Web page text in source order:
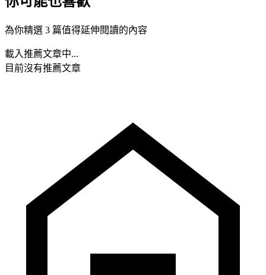
為你精選 3 篇值得延伸閱讀的內容
載入推薦文章中...
目前沒有推薦文章